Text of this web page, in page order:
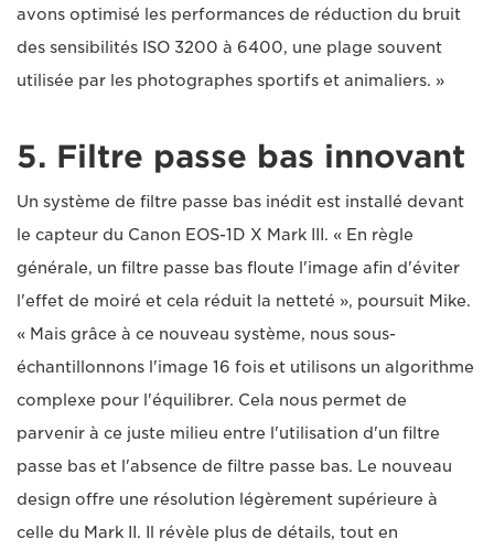
avons optimisé les performances de réduction du bruit
des sensibilités ISO 3200 à 6400, une plage souvent
utilisée par les photographes sportifs et animaliers. »
5. Filtre passe bas innovant
Un système de filtre passe bas inédit est installé devant
le capteur du Canon EOS-1D X Mark III. « En règle
générale, un filtre passe bas floute l'image afin d'éviter
l'effet de moiré et cela réduit la netteté », poursuit Mike.
« Mais grâce à ce nouveau système, nous sous-
échantillonnons l'image 16 fois et utilisons un algorithme
complexe pour l'équilibrer. Cela nous permet de
parvenir à ce juste milieu entre l'utilisation d'un filtre
passe bas et l'absence de filtre passe bas. Le nouveau
design offre une résolution légèrement supérieure à
celle du Mark II. Il révèle plus de détails, tout en